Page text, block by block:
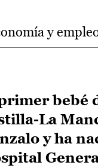
y
bebé
La
y ha